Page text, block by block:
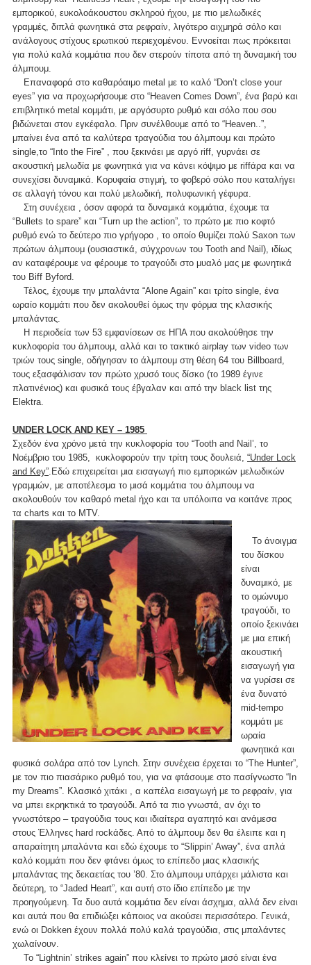
εμπορικού, ευκολοάκουστου σκληρού ήχου, με πιο μελωδικές
γραμμές, διπλά φωνητικά στα ρεφραίν, λιγότερο αιχμηρά σόλο και
ανάλογους στίχους ερωτικού περιεχομένου. Εννοείται πως πρόκειται
για πολύ καλά κομμάτια που δεν στερούν τίποτα από τη δυναμική του
άλμπουμ.
Επαναφορά στο καθαρόαιμο metal με το καλό “Don’t close your
eyes” για να προχωρήσουμε στο “Heaven Comes Down”, ένα βαρύ και
επιβλητικό metal κομμάτι, με αργόσυρτο ρυθμό και σόλο που σου
βιδώνεται στον εγκέφαλο. Πριν συνέλθουμε από το “Heaven..”,
μπαίνει ένα από τα καλύτερα τραγούδια του άλμπουμ και πρώτο
single,το “Into the Fire” , που ξεκινάει με αργό riff, γυρνάει σε
ακουστική μελωδία με φωνητικά για να κάνει κόψιμο με riffάρα και να
συνεχίσει δυναμικά. Κορυφαία στιγμή, το φοβερό σόλο που καταλήγει
σε αλλαγή τόνου και πολύ μελωδική, πολυφωνική γέφυρα.
Στη συνέχεια , όσον αφορά τα δυναμικά κομμάτια, έχουμε τα
“Bullets to spare” και “Turn up the action”, το πρώτο με πιο κοφτό
ρυθμό ενώ το δεύτερο πιο γρήγορο , το οποίο θυμίζει πολύ Saxon των
πρώτων άλμπουμ (ουσιαστικά, σύγχρονων του Tooth and Nail), ιδίως
αν καταφέρουμε να φέρουμε το τραγούδι στο μυαλό μας με φωνητικά
του Biff Byford.
Τέλος, έχουμε την μπαλάντα “Alone Again” και τρίτο single, ένα
ωραίο κομμάτι που δεν ακολουθεί όμως την φόρμα της κλασικής
μπαλάντας.
Η περιοδεία των 53 εμφανίσεων σε ΗΠΑ που ακολούθησε την
κυκλοφορία του άλμπουμ, αλλά και το τακτικό airplay των video των
τριών τους single, οδήγησαν το άλμπουμ στη θέση 64 του Billboard,
τους εξασφάλισαν τον πρώτο χρυσό τους δίσκο (το 1989 έγινε
πλατινένιος) και φυσικά τους έβγαλαν και από την black list της
Elektra.
UNDER LOCK AND KEY – 1985
Σχεδόν ένα χρόνο μετά την κυκλοφορία του “Tooth and Nail’, το
Νοέμβριο του 1985, κυκλοφορούν την τρίτη τους δουλειά, “Under Lock
and Key” .Eδώ επιχειρείται μια εισαγωγή πιο εμπορικών μελωδικών
γραμμών, με αποτέλεσμα το μισά κομμάτια του άλμπουμ να
ακολουθούν τον καθαρό metal ήχο και τα υπόλοιπα να κοιτάνε προς
τα charts και το MTV.
Το άνοιγμα
του δίσκου
είναι
δυναμικό, με
το ομώνυμο
τραγούδι, το
οποίο ξεκινάει
με μια επική
ακουστική
εισαγωγή για
να γυρίσει σε
ένα δυνατό
mid-tempo
κομμάτι με
ωραία
φωνητικά και
φυσικά σολάρα από τον Lynch. Στην συνέχεια έρχεται το “The Hunter”,
με τον πιο πιασάρικο ρυθμό του, για να φτάσουμε στο πασίγνωστο “In
my Dreams”. Κλασικό χιτάκι , α καπέλα εισαγωγή με το ρεφραίν, για
να μπει εκρηκτικά το τραγούδι. Από τα πιο γνωστά, αν όχι το
γνωστότερο – τραγούδια τους και ιδιαίτερα αγαπητό και ανάμεσα
στους Έλληνες hard rockάδες. Από το άλμπουμ δεν θα έλειπε και η
απαραίτητη μπαλάντα και εδώ έχουμε το “Slippin’ Away”, ένα απλά
καλό κομμάτι που δεν φτάνει όμως το επίπεδο μιας κλασικής
μπαλάντας της δεκαετίας του ’80. Στο άλμπουμ υπάρχει μάλιστα και
δεύτερη, το “Jaded Heart”, και αυτή στο ίδιο επίπεδο με την
προηγούμενη. Τα δυο αυτά κομμάτια δεν είναι άσχημα, αλλά δεν είναι
και αυτά που θα επιδιώξει κάποιος να ακούσει περισσότερο. Γενικά,
ενώ οι Dokken έχουν πολλά πολύ καλά τραγούδια, στις μπαλάντες
χωλαίνουν.
Το “Lightnin’ strikes again” που κλείνει το πρώτο μισό είναι ένα